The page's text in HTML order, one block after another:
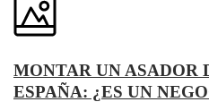
MONTAR UN ASADOR
ESPAÑA: ¿ES UN